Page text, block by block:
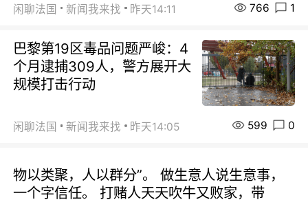
闲聊法国 新闻我来找 昨天14:11 766 1
巴黎第19区毒品问题严峻：4
个月逮捕309人，警方展开大
规模打击行动
闲聊法国 新闻我来找 昨天14:05 599 0
物以类聚，人以群分”。 做生意人说生意事，
一个字信任。 打赌人天天吹牛又败家，带